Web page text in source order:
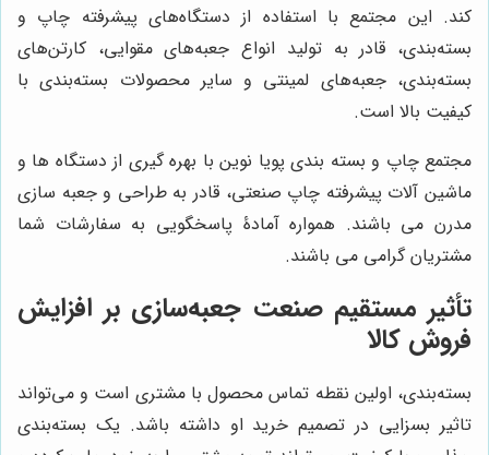
کند. این مجتمع با استفاده از دستگاه‌های پیشرفته چاپ و
بسته‌بندی، قادر به تولید انواع جعبه‌های مقوایی، کارتن‌های
بسته‌بندی، جعبه‌های لمینتی و سایر محصولات بسته‌بندی با
کیفیت بالا است.
مجتمع چاپ و بسته بندی پویا نوین با بهره گیری از دستگاه ها و
ماشین آلات پیشرفته چاپ صنعتی، قادر به طراحی و جعبه سازی
مدرن می باشند. همواره آمادۀ پاسخگویی به سفارشات شما
مشتریان گرامی می باشند.
تأثیر مستقیم صنعت جعبه‌سازی بر افزایش
فروش کالا
بسته‌بندی، اولین نقطه تماس محصول با مشتری است و می‌تواند
تاثیر بسزایی در تصمیم خرید او داشته باشد. یک بسته‌بندی